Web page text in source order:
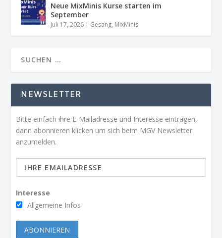
Neue MixMinis Kurse starten im
September
Juli 17, 2026 | Gesang, MixMinis
NEWSLETTER
Bitte einfach ihre E-Mailadresse und Interesse eintragen,
dann abonnieren klicken um sich beim MGV Newsletter
anzumelden.
Interesse
Allgemeine Infos